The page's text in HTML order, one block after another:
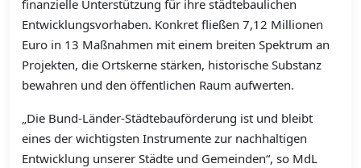
finanzielle Unterstützung für ihre städtebaulichen
Entwicklungsvorhaben. Konkret fließen 7,12 Millionen
Euro in 13 Maßnahmen mit einem breiten Spektrum an
Projekten, die Ortskerne stärken, historische Substanz
bewahren und den öffentlichen Raum aufwerten.
„Die Bund-Länder-Städtebauförderung ist und bleibt
eines der wichtigsten Instrumente zur nachhaltigen
Entwicklung unserer Städte und Gemeinden“, so MdL